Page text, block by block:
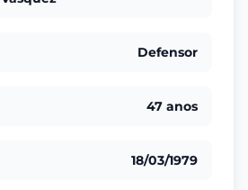
Defensor
47 anos
18/03/1979